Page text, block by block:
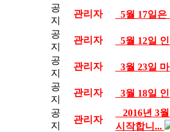
공
지
관리자
5월 17일
공
지
관리자
5월 12일
공
지
관리자
3월 23일
공
지
관리자
3월 18일
공
지
관리자
2016년 3
시작합니...